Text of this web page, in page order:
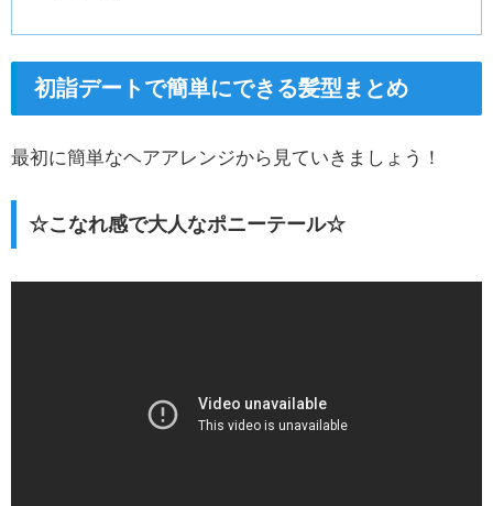
初詣デートで簡単にできる髪型まとめ
最初に簡単なヘアアレンジから見ていきましょう！
☆こなれ感で大人なポニーテール☆